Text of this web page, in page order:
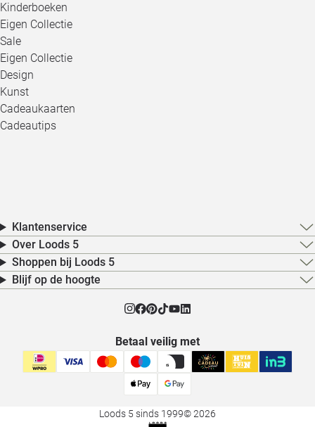
Kinderboeken
Eigen Collectie
Sale
Eigen Collectie
Design
Kunst
Cadeaukaarten
Cadeautips
Klantenservice
Over Loods 5
Shoppen bij Loods 5
Blijf op de hoogte
Betaal veilig met
Loods 5 sinds 1999© 2026